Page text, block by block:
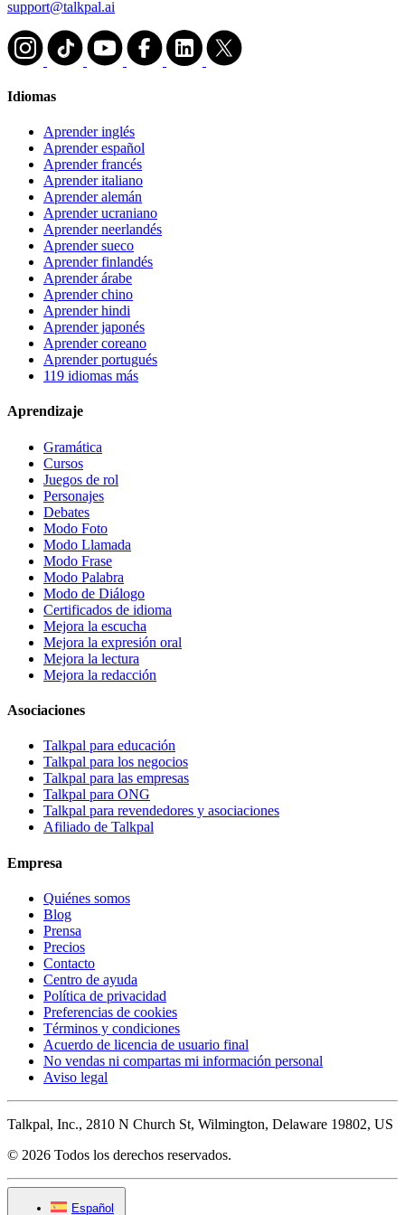
support@talkpal.ai
Idiomas
Aprender inglés
Aprender español
Aprender francés
Aprender italiano
Aprender alemán
Aprender ucraniano
Aprender neerlandés
Aprender sueco
Aprender finlandés
Aprender árabe
Aprender chino
Aprender hindi
Aprender japonés
Aprender coreano
Aprender portugués
119 idiomas más
Aprendizaje
Gramática
Cursos
Juegos de rol
Personajes
Debates
Modo Foto
Modo Llamada
Modo Frase
Modo Palabra
Modo de Diálogo
Certificados de idioma
Mejora la escucha
Mejora la expresión oral
Mejora la lectura
Mejora la redacción
Asociaciones
Talkpal para educación
Talkpal para los negocios
Talkpal para las empresas
Talkpal para ONG
Talkpal para revendedores y asociaciones
Afiliado de Talkpal
Empresa
Quiénes somos
Blog
Prensa
Precios
Contacto
Centro de ayuda
Política de privacidad
Preferencias de cookies
Términos y condiciones
Acuerdo de licencia de usuario final
No vendas ni compartas mi información personal
Aviso legal
Talkpal, Inc., 2810 N Church St, Wilmington, Delaware 19802, US
© 2026 Todos los derechos reservados.
Español